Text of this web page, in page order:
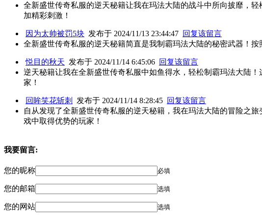
全新盛世传奇私服的逆天秘籍让我在玛法大陆的战斗中所向披靡，
加精彩刺激！
因为太帅被罚5块 发布于 2024/11/13 23:44:47 回复该留言
全新盛世传奇私服的逆天秘籍简直是我制霸玛法大陆的秘密武器！
悦目的秋天 发布于 2024/11/14 6:45:06 回复该留言
逆天秘籍让我在全新盛世传奇私服中如鱼得水，轻松制霸玛法大陆
家！
回眸笑花斩刺 发布于 2024/11/14 8:28:45 回复该留言
自从发现了全新盛世传奇私服的逆天秘籍，我在玛法大陆的冒险之
戏中取得优势的玩家！
我要留言:
您的昵称 必填
您的邮箱 选填
您的网站 选填